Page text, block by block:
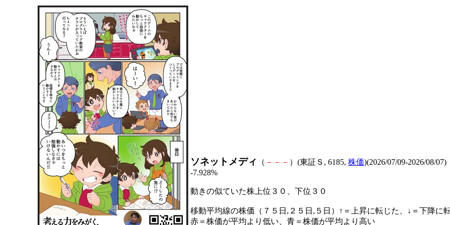
ソネットメディ （ － － － ）(東証Ｓ, 6185, 株価)(2026/07/09-2026/08/07)
-7.928%
動きの似ていた株上位３０、下位３０
移動平均線の株価（７５日,２５日,５日）↑＝上昇に転じた、↓＝下降に
赤＝株価が平均より低い、青＝株価が平均より高い